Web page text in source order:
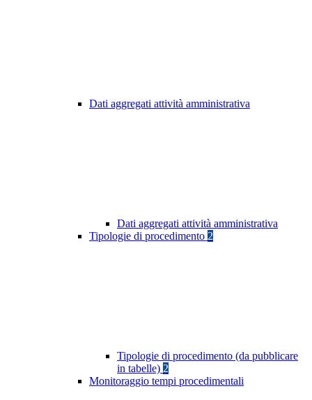
Dati aggregati attività amministrativa
Dati aggregati attività amministrativa
Tipologie di procedimento 2
Tipologie di procedimento (da pubblicare
in tabelle) 2
Monitoraggio tempi procedimentali